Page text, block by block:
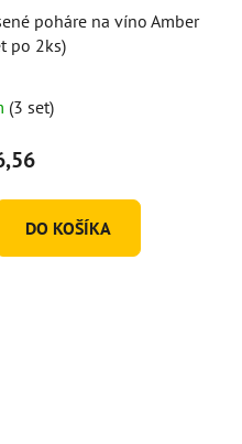
poháre na víno Amber
po 2ks)
(3 set)
DO KOŠÍKA